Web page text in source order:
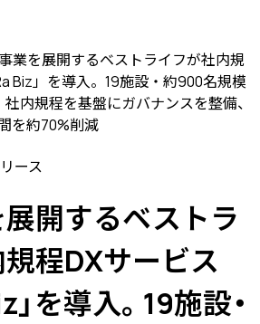
業を展開するベストライフが社内規
Biz」を導入。19施設・約900名規模
内規程を基盤にガバナンスを整備、
を約70%削減
ース
開するベストラ
程DXサービス
」を導入。19施設・